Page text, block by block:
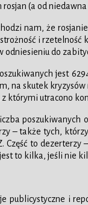
(a od
nam, że
i rzetelność
do
jest
na skutek
którymi utracono
poszukiwanych
– także tych,
Część to
to kilka, jeśli nie
publicystyczne i